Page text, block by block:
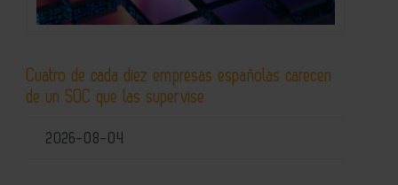
Cuatro de cada diez empresas españolas carecen
de un SOC que las supervise
2026-08-04